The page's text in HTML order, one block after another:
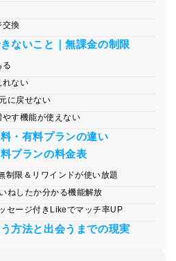
交換
ないこと｜無課金の制限
る
れない
に戻せない
す機能が使えない
・有料プランの違い
プランの料金表
限＆リワインドが使い放題
ねしたか分かる機能解放
セージ付きLikeでマッチ率UP
方法と出会うまでの現実